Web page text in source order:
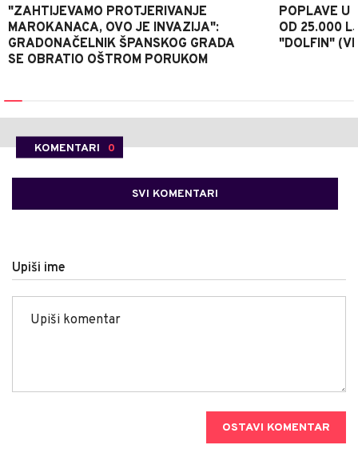
"ZAHTIJEVAMO PROTJERIVANJE
MAROKANACA, OVO JE INVAZIJA":
GRADONAČELNIK ŠPANSKOG GRADA
SE OBRATIO OŠTROM PORUKOM
POPLAVE U
OD 25.000
"DOLFIN"
KOMENTARI 0
SVI KOMENTARI
Upiši ime
OSTAVI KOMENTAR